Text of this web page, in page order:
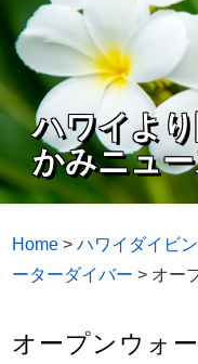
ハワイよ
かみニュー
Home >ハワイダイビ
ーターダイバー > オー
オープンウォ